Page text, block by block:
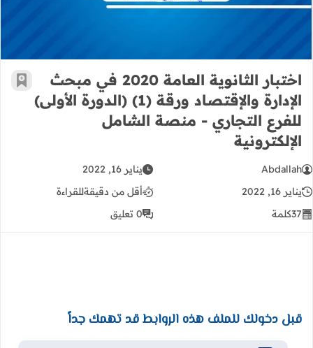
اختبار الثانوية العامة 2020 في مبحث
الإدارة والإقتصاد ورقة (1) (الدورة الأولى)
للفرع التجاري - منصة الشامل
الإلكترونية
أضف
Abdallah
يناير 16, 2022
يناير 16, 2022
أقل من دقيقةللقراءة
37كلمة 0 تعليق
قبل دخولك للملف هذه الروابط قد تهمك جداً